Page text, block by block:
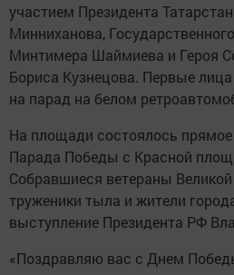
участием Президента
Минниханова,
Минтимера Шаймиева и Героя
Бориса Кузнецова. Первые
на парад на белом
На площади состоялось
Парада Победы с Красной
Собравшиеся ветераны
труженики тыла и жители
выступление Президента РФ
«Поздравляю вас с Днем